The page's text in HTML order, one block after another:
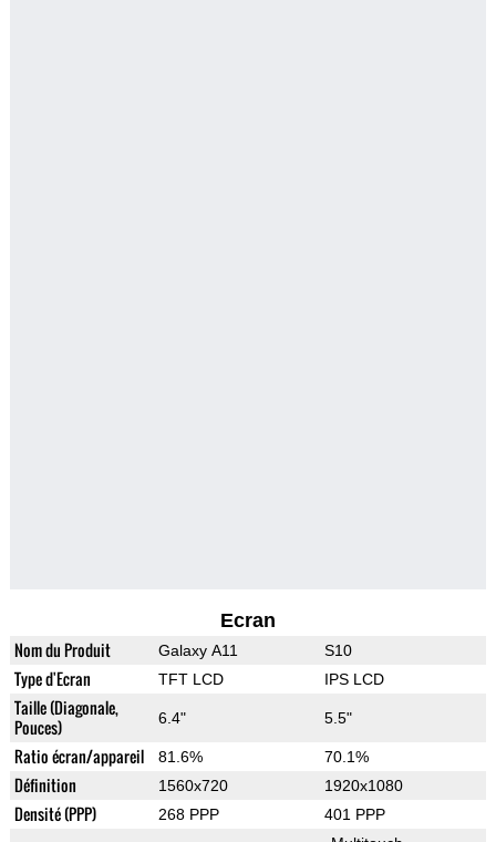
Ecran
Nom du Produit Galaxy A11 S10
Type d'Ecran TFT LCD IPS LCD
Taille (Diagonale,
Pouces)
6.4" 5.5"
Ratio écran/appareil 81.6% 70.1%
Définition 1560x720 1920x1080
Densité (PPP) 268 PPP
401 PPP